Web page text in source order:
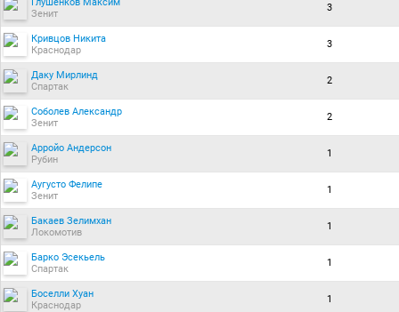
Зенит
3
Кривцов Никита
Краснодар
3
Даку Мирлинд
Спартак
2
Соболев Александр
Зенит
2
Арройо Андерсон
Рубин
1
Аугусто Фелипе
Зенит
1
Бакаев Зелимхан
Локомотив
1
Барко Эсекьель
Спартак
1
Боселли Хуан
Краснодар
1